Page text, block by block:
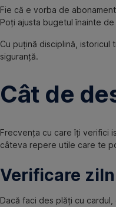
Fie că e vorba de
Poți ajusta bugetul înainte
Cu puțină disciplină,
siguranță.
Cât de
Frecvența cu care îți verifici
câteva repere utile care te
Verificare
Dacă faci des plăți cu